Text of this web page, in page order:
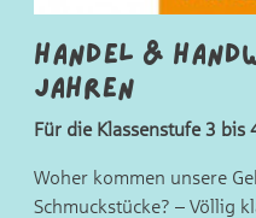
Handel &
Jahren
Für die Klassenstufe 3 bis
Woher kommen unsere
Schmuckstücke? – Völlig